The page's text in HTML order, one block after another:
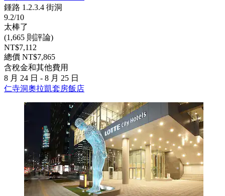
鍾路 1.2.3.4 街洞
9.2/10
太棒了
(1,665 則評論)
NT$7,112
總價 NT$7,865
含稅金和其他費用
8 月 24 日 - 8 月 25 日
仁寺洞奧拉凱套房飯店